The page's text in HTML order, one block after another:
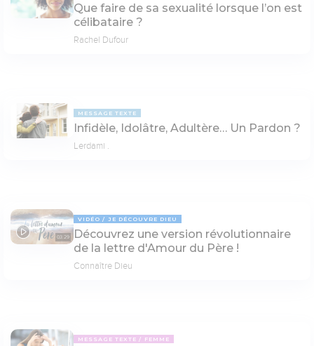
Que faire de sa sexualité lorsque l’on est
célibataire ?
Rachel Dufour
MESSAGE TEXTE
Infidèle, Idolâtre, Adultère… Un Pardon ?
Lerdami .
03:29
VIDÉO JE DÉCOUVRE DIEU
Découvrez une version révolutionnaire
de la lettre d'Amour du Père !
Connaître Dieu
MESSAGE TEXTE FEMME